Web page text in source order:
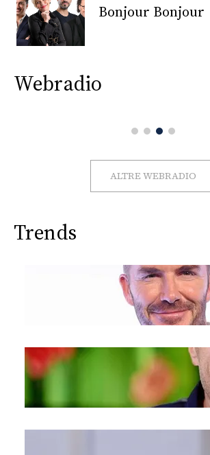
Bonjour Bonjour
Webradio
ALTRE WEBRADIO
Trends